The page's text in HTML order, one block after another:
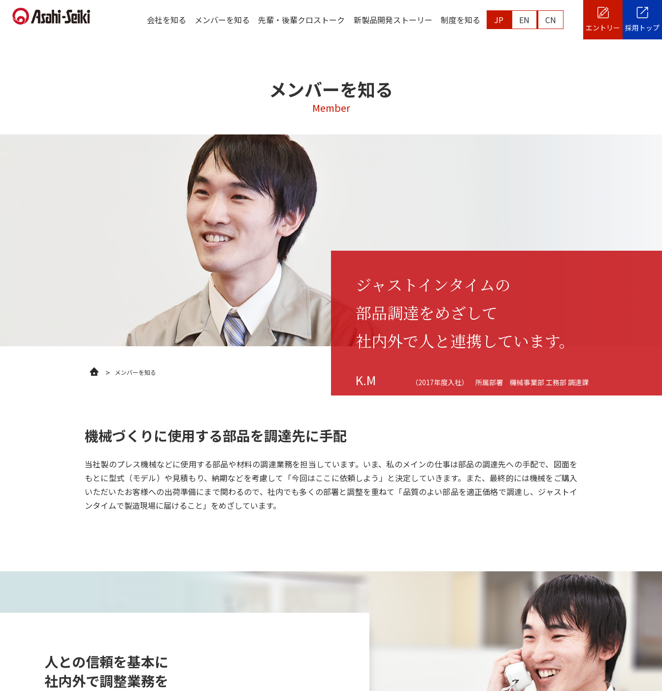
会社を知る メンバーを知る 先輩・後輩クロストーク 新製品開発ストーリー 制度を知る JP EN CN
エントリー 採用トップ
メンバーを知る
Member
ジャストインタイムの
部品調達をめざして
社内外で人と連携しています。
K.M （2017年度入社） 所属部署 機械事業部 工務部 調達課
メンバーを知る
機械づくりに使用する部品を調達先に手配
当社製のプレス機械などに使用する部品や材料の調達業務を担当しています。いま、私のメインの仕事は部品の調達先への手配で、図面を
もとに型式（モデル）や見積もり、納期などを考慮して「今回はここに依頼しよう」と決定していきます。また、最終的には機械をご購入
いただいたお客様への出荷準備にまで関わるので、社内でも多くの部署と調整を重ねて「品質のよい部品を適正価格で調達し、ジャストイ
ンタイムで製造現場に届けること」をめざしています。
人との信頼を基本に
社内外で調整業務を